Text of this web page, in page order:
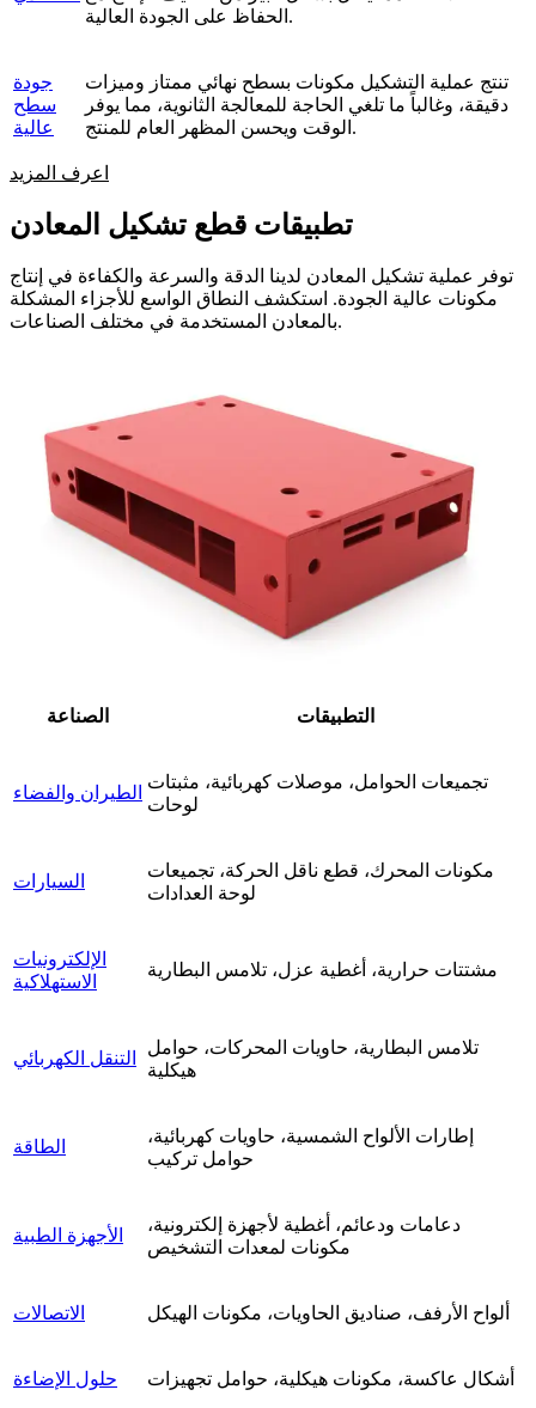
الحفاظ على الجودة العالية.
جودة
سطح
عالية
تنتج عملية التشكيل مكونات بسطح نهائي ممتاز وميزات
دقيقة، وغالباً ما تلغي الحاجة للمعالجة الثانوية، مما يوفر
الوقت ويحسن المظهر العام للمنتج.
اعرف المزيد
تطبيقات قطع تشكيل المعادن
توفر عملية تشكيل المعادن لدينا الدقة والسرعة والكفاءة في إنتاج
مكونات عالية الجودة. استكشف النطاق الواسع للأجزاء المشكلة
بالمعادن المستخدمة في مختلف الصناعات.
الصناعة التطبيقات
الطيران والفضاء
تجميعات الحوامل، موصلات كهربائية، مثبتات
لوحات
السيارات
مكونات المحرك، قطع ناقل الحركة، تجميعات
لوحة العدادات
الإلكترونيات
الاستهلاكية
مشتتات حرارية، أغطية عزل، تلامس البطارية
التنقل الكهربائي
تلامس البطارية، حاويات المحركات، حوامل
هيكلية
الطاقة
إطارات الألواح الشمسية، حاويات كهربائية،
حوامل تركيب
الأجهزة الطبية
دعامات ودعائم، أغطية لأجهزة إلكترونية،
مكونات لمعدات التشخيص
الاتصالات ألواح الأرفف، صناديق الحاويات، مكونات الهيكل
حلول الإضاءة أشكال عاكسة، مكونات هيكلية، حوامل تجهيزات